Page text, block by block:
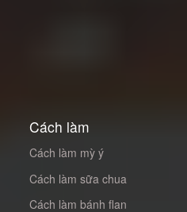
Cách làm
Cách làm mỳ ý
Cách làm sữa chua
Cách làm bánh flan